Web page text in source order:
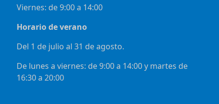
Viernes: de 9:00 a 14:00
Horario de verano
Del 1 de julio al 31 de agosto.
De lunes a viernes: de 9:00 a 14:00 y martes de
16:30 a 20:00